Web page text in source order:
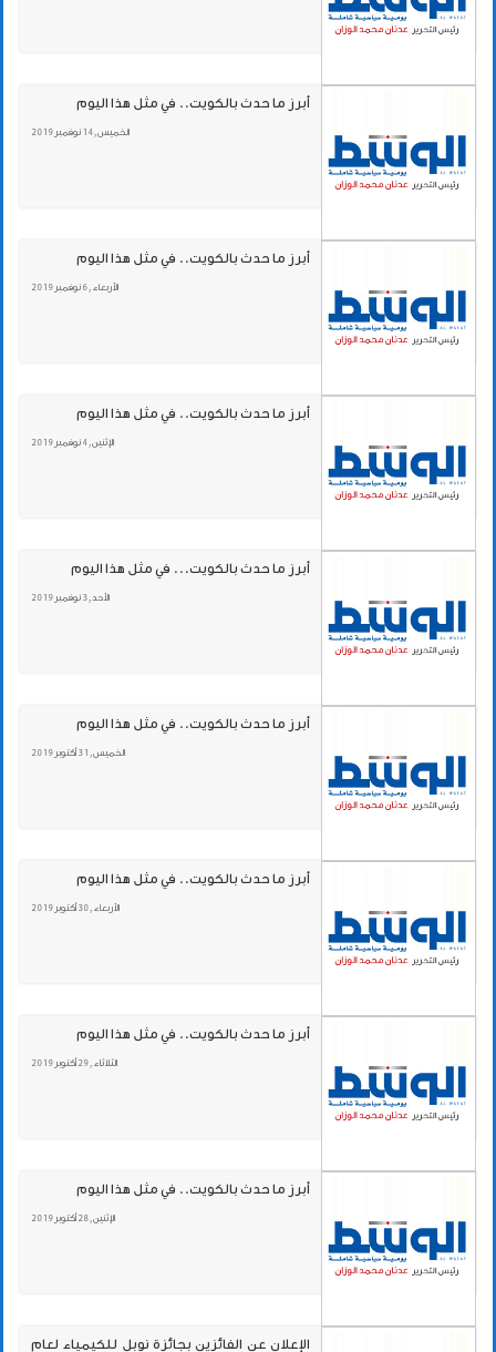
أبرز ما حدث بالكويت.. في مثل هذا اليوم
الخميس , 14 نوفمبر 2019
أبرز ما حدث بالكويت.. في مثل هذا اليوم
الأربعاء , 6 نوفمبر 2019
أبرز ما حدث بالكويت.. في مثل هذا اليوم
الإثنين , 4 نوفمبر 2019
أبرز ما حدث بالكويت... في مثل هذا اليوم
الأحد , 3 نوفمبر 2019
أبرز ما حدث بالكويت.. في مثل هذا اليوم
الخميس , 31 أكتوبر 2019
أبرز ما حدث بالكويت.. في مثل هذا اليوم
الأربعاء , 30 أكتوبر 2019
أبرز ما حدث بالكويت.. في مثل هذا اليوم
الثلاثاء , 29 أكتوبر 2019
أبرز ما حدث بالكويت.. في مثل هذا اليوم
الإثنين , 28 أكتوبر 2019
الإعلان عن الفائزين بجائزة نوبل للكيمياء لعام